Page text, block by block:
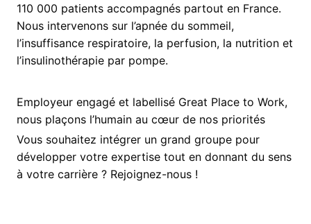
110 000 patients accompagnés partout en France.
Nous intervenons sur l’apnée du sommeil,
l’insuffisance respiratoire, la perfusion, la nutrition et
l’insulinothérapie par pompe.
Employeur engagé et labellisé Great Place to Work,
nous plaçons l’humain au cœur de nos priorités
Vous souhaitez intégrer un grand groupe pour
développer votre expertise tout en donnant du sens
à votre carrière ? Rejoignez-nous !